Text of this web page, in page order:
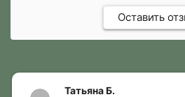
Оставить
Татьяна Б.